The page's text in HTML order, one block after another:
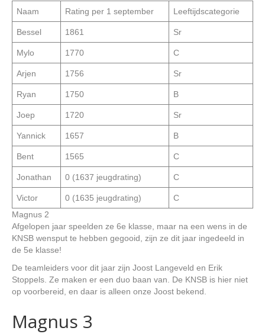
Naam Rating per 1 september Leeftijdscategorie
Bessel 1861 Sr
Mylo 1770 C
Arjen 1756 Sr
Ryan 1750 B
Joep 1720 Sr
Yannick 1657 B
Bent 1565 C
Jonathan 0 (1637 jeugdrating) C
Victor 0 (1635 jeugdrating)
C
Magnus 2
Afgelopen jaar speelden ze 6e klasse, maar na een wens in de
KNSB wensput te hebben gegooid, zijn ze dit jaar ingedeeld in
de 5e klasse!
De teamleiders voor dit jaar zijn Joost Langeveld en Erik
Stoppels. Ze maken er een duo baan van. De KNSB is hier niet
op voorbereid, en daar is alleen onze Joost bekend.
Magnus 3